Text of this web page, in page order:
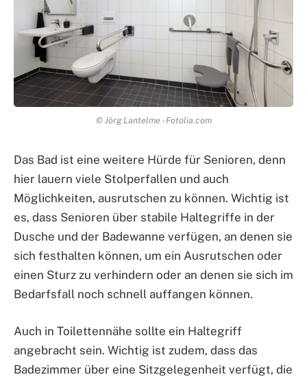
© Jörg Lantelme - Fotolia.com
Das Bad ist eine weitere Hürde für Senioren, denn
hier lauern viele Stolperfallen und auch
Möglichkeiten, ausrutschen zu können. Wichtig ist
es, dass Senioren über stabile Haltegriffe in der
Dusche und der Badewanne verfügen, an denen sie
sich festhalten können, um ein Ausrutschen oder
einen Sturz zu verhindern oder an denen sie sich im
Bedarfsfall noch schnell auffangen können.
Auch in Toilettennähe sollte ein Haltegriff
angebracht sein. Wichtig ist zudem, dass das
Badezimmer über eine Sitzgelegenheit verfügt, die